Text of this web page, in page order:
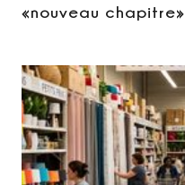
«nouveau chapitre»